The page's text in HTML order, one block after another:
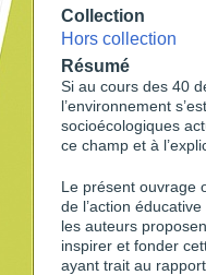
Collection
Hors collection
Résumé
Si au cours des 40
l’environnement
socioécologiques
ce champ et à
Le présent ouvrage
de l’action
les auteurs
inspirer et fonder
ayant trait au